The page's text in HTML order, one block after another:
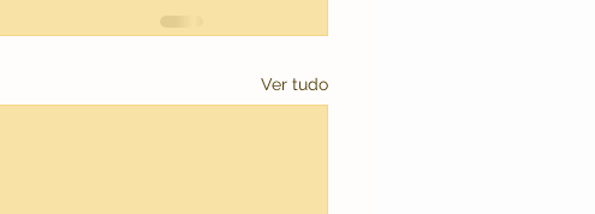
Ver tudo